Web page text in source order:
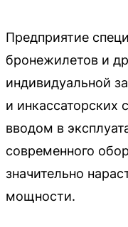
Предприятие
бронежилетов и
индивидуальной
и инкассаторских
вводом в
современного
значительно
мощности.